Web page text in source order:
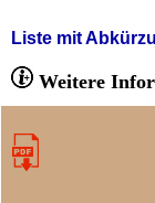
Liste mit
Weitere